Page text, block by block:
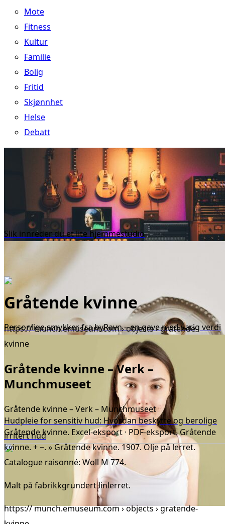
Mote
Fitness
Kultur
Familie
Bolig
Fritid
Skjønnhet
Helse
Debatt
Slik innreder du et lite hjemmestudio
Personlige smykker fra byRavn – en gave med varig verdi
Hudpleie for sensitiv hud: Hvordan beskytte og berolige
irritert hud
Gråtende kvinne
https:// munch.emuseum.com › objects › gratende-
kvinne
Gråtende kvinne – Verk –
Munchmuseet
Gråtende kvinne – Verk – Munchmuseet
Gråtende kvinne. Excel-eksport · PDF-eksport. Gråtende
kvinne. + −. » Gråtende kvinne. 1907. Olje på lerret.
Catalogue raisonné: Woll M 774.
Malt på fabrikkgrundert linlerret.
https:// munch.emuseum.com › objects › gratende-